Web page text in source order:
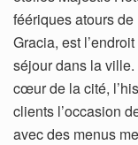
féériques atours
Gracia, est
séjour dans la
cœur de la cité,
clients l’occasion
avec des menus